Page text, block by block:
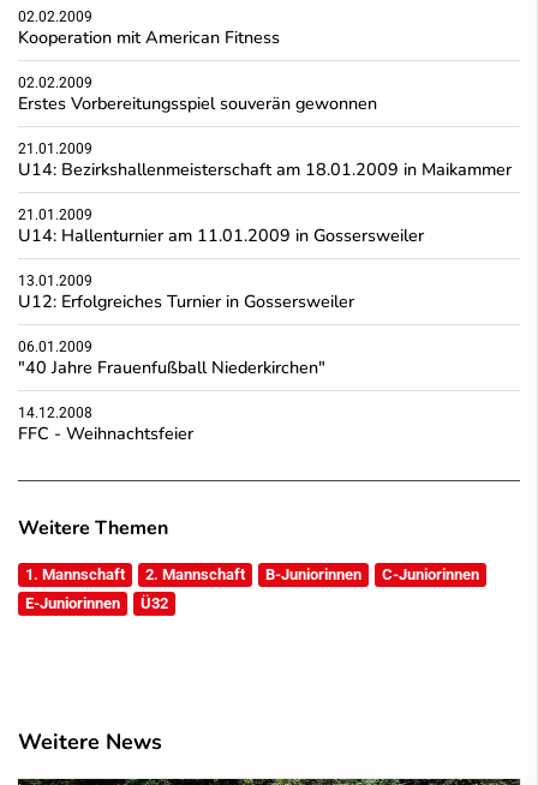
02.02.2009
Kooperation mit American Fitness
02.02.2009
Erstes Vorbereitungsspiel souverän gewonnen
21.01.2009
U14: Bezirkshallenmeisterschaft am 18.01.2009 in Maikammer
21.01.2009
U14: Hallenturnier am 11.01.2009 in Gossersweiler
13.01.2009
U12: Erfolgreiches Turnier in Gossersweiler
06.01.2009
"40 Jahre Frauenfußball Niederkirchen"
14.12.2008
FFC - Weihnachtsfeier
Weitere Themen
1. Mannschaft 2. Mannschaft B-Juniorinnen
C-Juniorinnen
E-Juniorinnen
Ü32
Weitere News